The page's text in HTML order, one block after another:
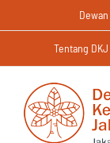
to
Tentang DKJ